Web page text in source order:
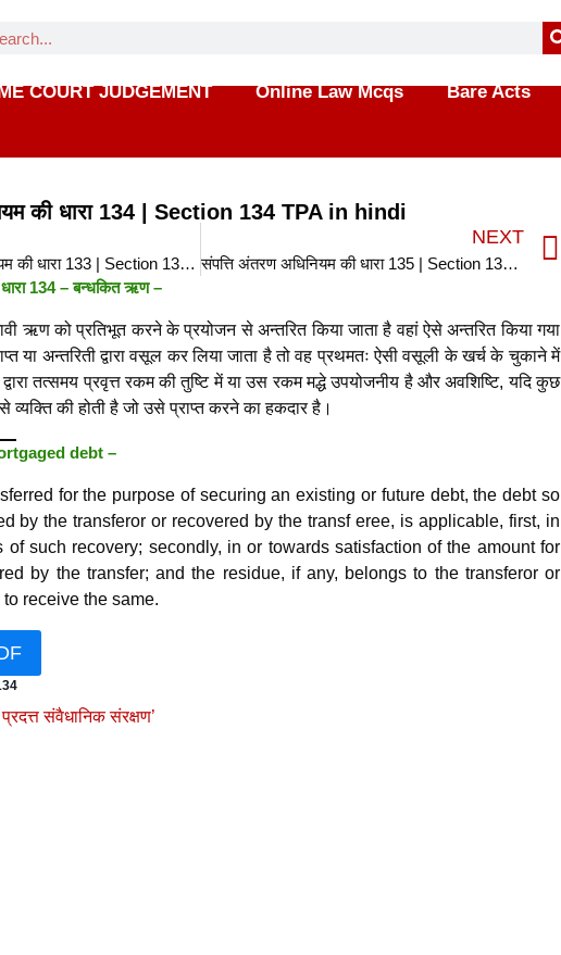
COURT JUDGEMENT Online Law Mcqs Bare Acts
की धारा 134 | Section 134 TPA in hindi
संपत्ति अंतरण अधिनियम की धारा 133 | Section 133 TPA in hindi
NEXT
संपत्ति अंतरण अधिनियम की धारा 135 | Section 135 TPA in hindi
134 – बन्धकित ऋण –
ऋण को प्रतिभूत करने के प्रयोजन से अन्तरित किया जाता है वहां ऐसे अन्तरित किया गया
या अन्तरिती द्वारा वसूल कर लिया जाता है तो वह प्रथमतः ऐसी वसूली के खर्च के चुकाने में
तत्समय प्रवृत्त रकम की तुष्टि में या उस रकम मद्धे उपयोजनीय है और अवशिष्टि, यदि कुछ
व्यक्ति की होती है जो उसे प्राप्त करने का हकदार है।
debt –
for the purpose of securing an existing or future debt, the debt so
by the transferor or recovered by the transf eree, is applicable, first, in
of such recovery; secondly, in or towards satisfaction of the amount for
by the transfer; and the residue, if any, belongs to the transferor or
receive the same.